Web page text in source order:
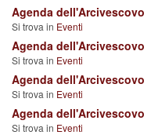
Agenda dell'Arcivescovo
Si trova in Eventi
Agenda dell'Arcivescovo
Si trova in Eventi
Agenda dell'Arcivescovo
Si trova in Eventi
Agenda dell'Arcivescovo
Si trova in Eventi